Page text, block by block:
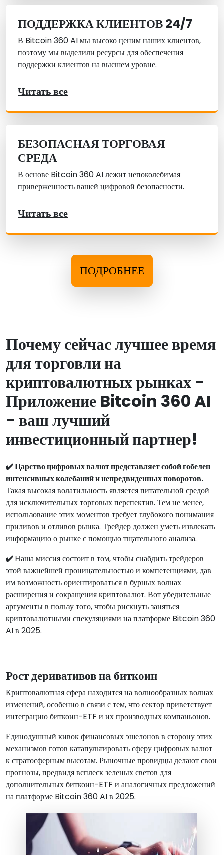
ПОДДЕРЖКА КЛИЕНТОВ 24/7
В Bitcoin 360 AI мы высоко ценим наших клиентов,
поэтому мы выделили ресурсы для обеспечения
поддержки клиентов на высшем уровне.
Читать все
БЕЗОПАСНАЯ ТОРГОВАЯ
СРЕДА
В основе Bitcoin 360 AI лежит непоколебимая
приверженность вашей цифровой безопасности.
Читать все
ПОДРОБНЕЕ
Почему сейчас лучшее время
для торговли на
криптовалютных рынках -
Приложение Bitcoin 360 AI
- ваш лучший
инвестиционный партнер!
✔️ Царство цифровых валют представляет собой гобелен
интенсивных колебаний и непредвиденных поворотов.
Такая высокая волатильность является питательной средой
для исключительных торговых перспектив. Тем не менее,
использование этих моментов требует глубокого понимания
приливов и отливов рынка. Трейдер должен уметь извлекать
информацию о рынке с помощью тщательного анализа.
✔️Наша миссия состоит в том, чтобы снабдить трейдеров
этой важнейшей проницательностью и компетенциями, дав
им возможность ориентироваться в бурных волнах
расширения и сокращения криптовалют. Вот убедительные
аргументы в пользу того, чтобы рискнуть заняться
криптовалютными спекуляциями на платформе Bitcoin 360
AI в 2025.
Рост деривативов на биткоин
Криптовалютная сфера находится на волнообразных волнах
изменений, особенно в связи с тем, что сектор приветствует
интеграцию биткоин-ETF и их производных компаньонов.
Единодушный кивок финансовых эшелонов в сторону этих
механизмов готов катапультировать сферу цифровых валют
к стратосферным высотам. Рыночные провидцы делают свои
прогнозы, предвидя всплеск зеленых светов для
дополнительных биткоин-ETF и аналогичных предложений
на платформе Bitcoin 360 AI в 2025.